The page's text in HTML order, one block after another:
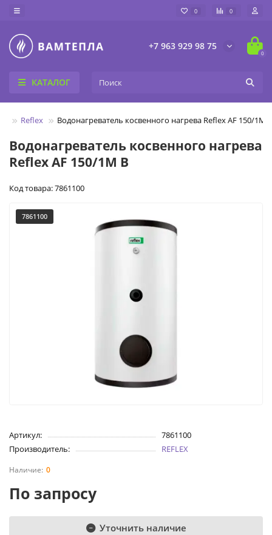
0 0
+7 963 929 98 75
0
КАТАЛОГ
Reflex Водонагреватель косвенного нагрева Reflex AF 150/1M B
Водонагреватель косвенного нагрева
Reflex AF 150/1M B
Код товара: 7861100
7861100
Артикул:
7861100
Производитель:
REFLEX
0
По запросу
Уточнить наличие